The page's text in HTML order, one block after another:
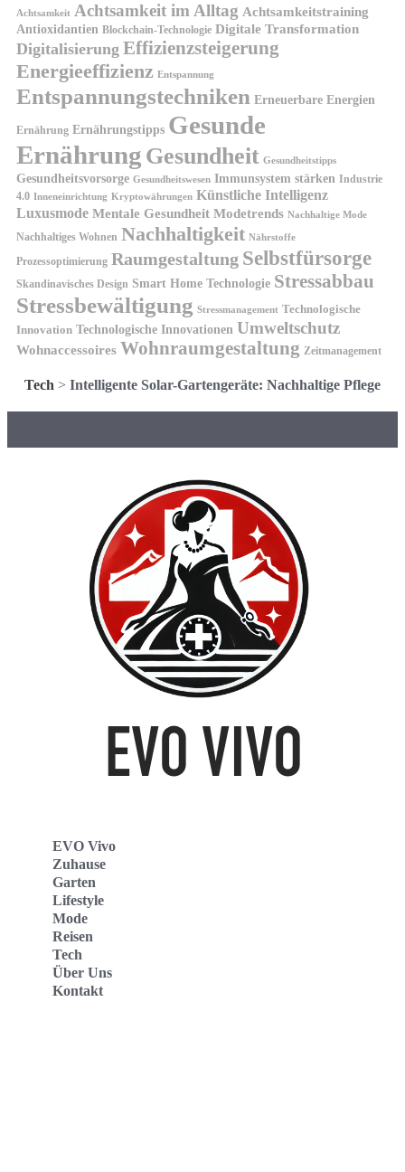
Achtsamkeit Achtsamkeit im Alltag Achtsamkeitstraining
Antioxidantien Blockchain-Technologie Digitale Transformation
Digitalisierung Effizienzsteigerung
Energieeffizienz Entspannung
Entspannungstechniken Erneuerbare Energien
Ernährung Ernährungstipps Gesunde
Ernährung Gesundheit Gesundheitstipps
Gesundheitsvorsorge Gesundheitswesen Immunsystem stärken Industrie
4.0 Inneneinrichtung Kryptowährungen Künstliche Intelligenz
Luxusmode Mentale Gesundheit Modetrends Nachhaltige Mode
Nachhaltiges Wohnen Nachhaltigkeit Nährstoffe
Prozessoptimierung Raumgestaltung Selbstfürsorge
Skandinavisches Design Smart Home Technologie Stressabbau
Stressbewältigung Stressmanagement Technologische
Innovation Technologische Innovationen Umweltschutz
Wohnaccessoires Wohnraumgestaltung Zeitmanagement
Tech > Intelligente Solar-Gartengeräte: Nachhaltige Pflege
EVO Vivo
Zuhause
Garten
Lifestyle
Mode
Reisen
Tech
Über Uns
Kontakt